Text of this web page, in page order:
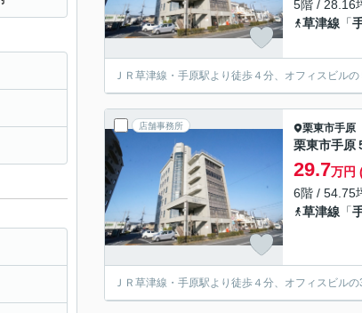
5階 / 28.16
草津線 「
ＪＲ草津線・手原駅より徒歩４分、オフィスビル
店舗事務所 栗東市手原
栗東市手原
29.7万円
6階 / 54.75
草津線 「
ＪＲ草津線・手原駅より徒歩４分、オフィスビル